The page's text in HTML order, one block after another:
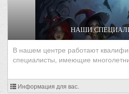
НАШИ
В нашем центре работают
специалисты, имеющие
Информация для вас.